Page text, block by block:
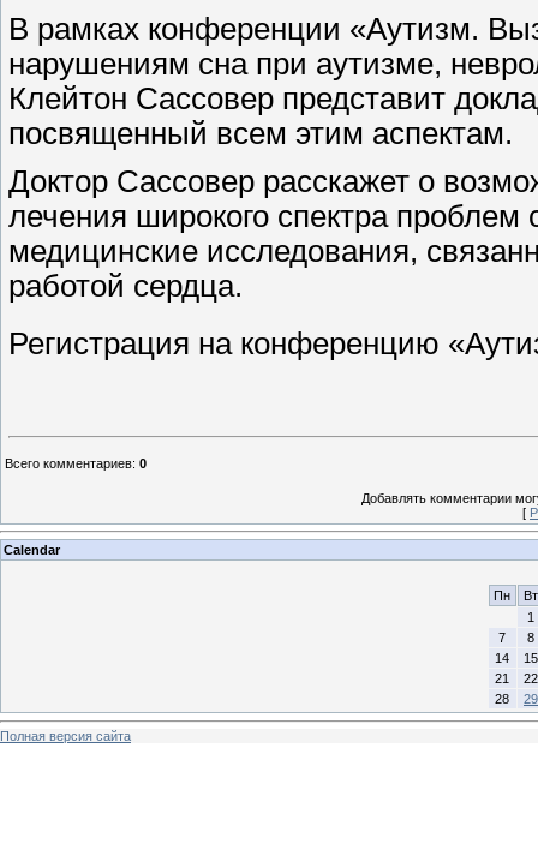
В рамках конференции «Аутизм.
нарушениям сна при аутизме,
Клейтон Сассовер представит
посвященный всем этим аспектам.
Доктор Сассовер расскажет о
лечения широкого спектра проблем
медицинские исследования,
работой сердца.
Регистрация на конференцию
Всего комментариев: 0
Добавлять комментарии
[
Calendar
Пн
Вт
1
7
8
14
15
21
22
28
29
Полная версия сайта